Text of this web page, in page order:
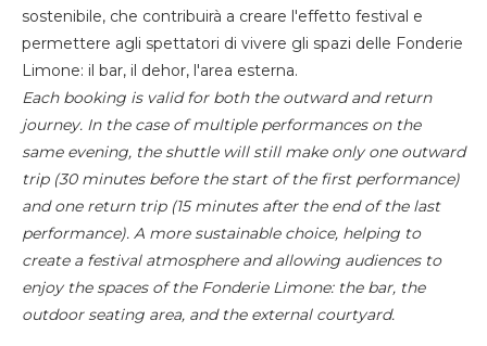
sostenibile, che contribuirà a creare l'effetto festival e
permettere agli spettatori di vivere gli spazi delle Fonderie
Limone: il bar, il dehor, l'area esterna.
Each booking is valid for both the outward and return
journey. In the case of multiple performances on the
same evening, the shuttle will still make only one outward
trip (30 minutes before the start of the first performance)
and one return trip (15 minutes after the end of the last
performance). A more sustainable choice, helping to
create a festival atmosphere and allowing audiences to
enjoy the spaces of the Fonderie Limone: the bar, the
outdoor seating area, and the external courtyard.